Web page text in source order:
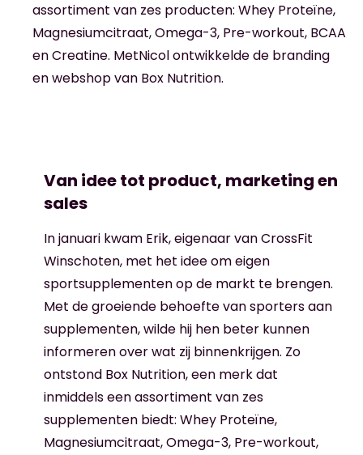
assortiment van zes producten: Whey Proteïne,
Magnesiumcitraat, Omega-3, Pre-workout, BCAA
en Creatine. MetNicol ontwikkelde de branding
en webshop van Box Nutrition.
Van idee tot product, marketing en
sales
In januari kwam Erik, eigenaar van CrossFit
Winschoten, met het idee om eigen
sportsupplementen op de markt te brengen.
Met de groeiende behoefte van sporters aan
supplementen, wilde hij hen beter kunnen
informeren over wat zij binnenkrijgen. Zo
ontstond Box Nutrition, een merk dat
inmiddels een assortiment van zes
supplementen biedt: Whey Proteïne,
Magnesiumcitraat, Omega-3, Pre-workout,